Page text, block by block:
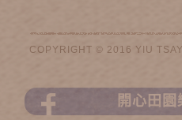
COPYRIGHT © 2016 YIU
開心田園